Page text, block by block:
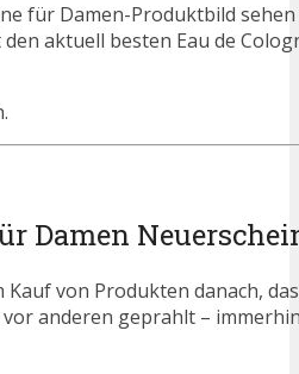
für Damen-Produktbild
den aktuell besten Eau de
Damen
von Produkten danach,
anderen geprahlt –